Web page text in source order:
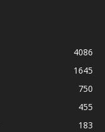
4086
1645
750
455
183